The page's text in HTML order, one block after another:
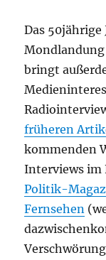
Das
bringt
früheren
kommenden
Interviews im
Politik-
Fernsehen